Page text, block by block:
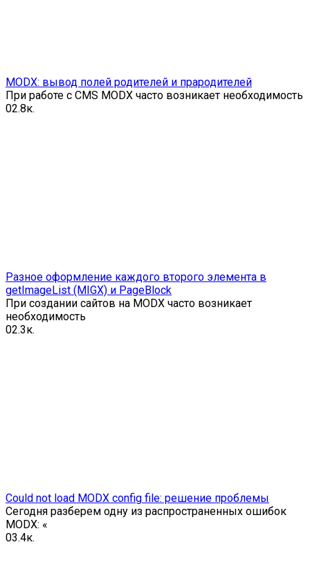
MODX: вывод полей родителей и прародителей
При работе с CMS MODX часто возникает необходимость
02.8к.
Разное оформление каждого второго элемента в
getImageList (MIGX) и PageBlock
При создании сайтов на MODX часто возникает
необходимость
02.3к.
Could not load MODX config file: решение проблемы
Сегодня разберем одну из распространенных ошибок
MODX: «
03.4к.